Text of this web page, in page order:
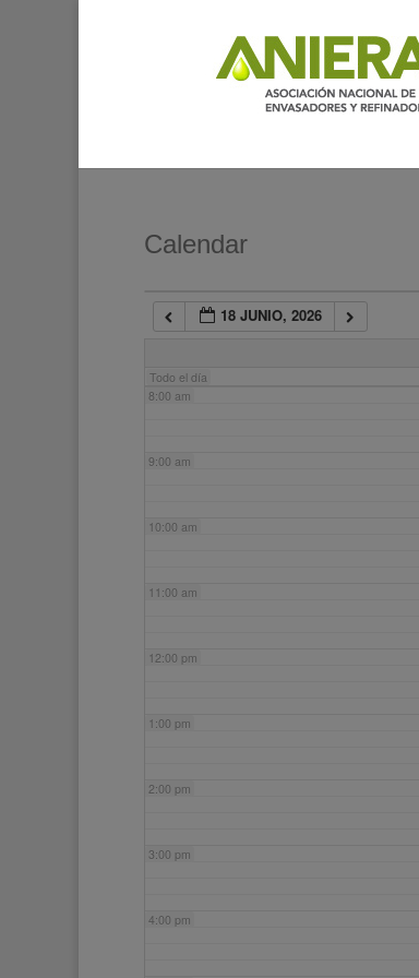
Calendar
18 JUNIO, 2026
Todo el día
7:00 am
8:00 am
9:00 am
10:00 am
11:00 am
12:00 pm
1:00 pm
2:00 pm
3:00 pm
4:00 pm